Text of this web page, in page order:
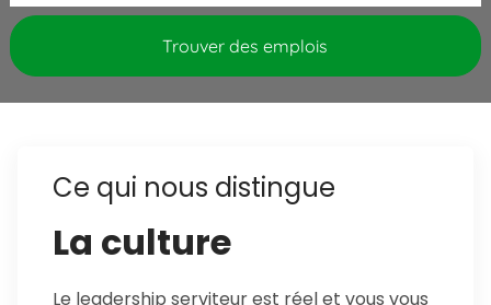
Trouver des emplois
Ce qui nous distingue
La culture
Le leadership serviteur est réel et vous vous